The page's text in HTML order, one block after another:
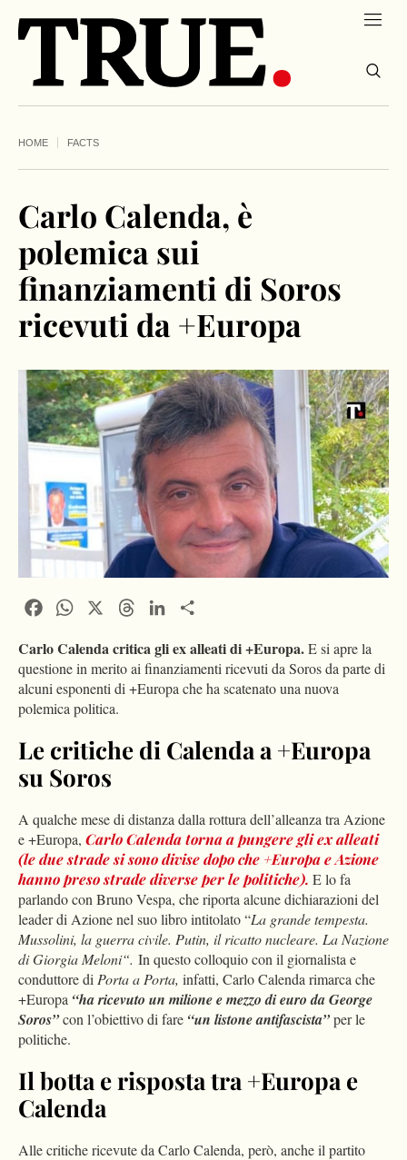
HOME FACTS
Carlo Calenda, è
polemica sui
finanziamenti di Soros
ricevuti da +Europa
FacebookWhatsApp ThreadsLinkedIn
Carlo Calenda critica gli ex alleati di +Europa.E si apre la
questione in merito ai finanziamenti ricevuti da Soros da parte di
alcuni esponenti di +Europa che ha scatenato una nuova
polemica politica.
Le critiche di Calenda a +Europa
su Soros
A qualche mese di distanza dalla rottura dell’alleanza tra Azione
e +Europa, Carlo Calenda torna a pungere gli ex alleati
(le due strade si sono divise dopo che +Europa e Azione
hanno preso strade diverse per le politiche). E lo fa
parlando con Bruno Vespa, che riporta alcune dichiarazioni del
leader di Azione nel suo libro intitolato “La grande tempesta.
Mussolini, la guerra civile. Putin, il ricatto nucleare. La Nazione
di Giorgia Meloni“. In questo colloquio con il giornalista e
conduttore diPorta a Porta, infatti, Carlo Calenda rimarca che
+Europa “ha ricevuto un milione e mezzo di euro da George
Soros”con l’obiettivo di fare “un listone antifascista”per le
politiche.
Il botta e risposta tra +Europa e
Calenda
Alle critiche ricevute da Carlo Calenda, però, anche il partito